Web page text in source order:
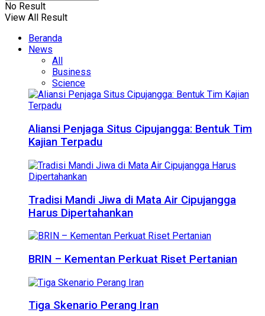
No Result
View All Result
Beranda
News
All
Business
Science
Aliansi Penjaga Situs Cipujangga: Bentuk Tim
Kajian Terpadu
Tradisi Mandi Jiwa di Mata Air Cipujangga
Harus Dipertahankan
BRIN – Kementan Perkuat Riset Pertanian
Tiga Skenario Perang Iran